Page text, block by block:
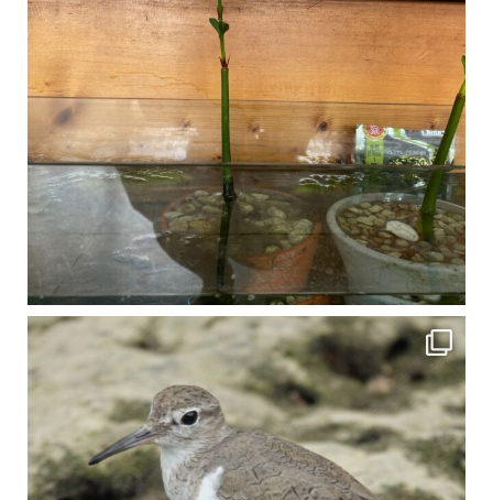
比謝川でよく見られる生き物 「イソシギ」の足に釣り針が(>_<) 比謝川は釣りが可